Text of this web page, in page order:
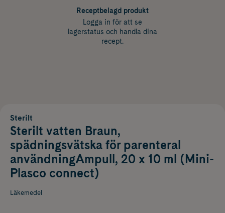
Receptbelagd produkt
Logga in för att se
lagerstatus och handla dina
recept.
Sterilt
Sterilt vatten Braun,
spädningsvätska för parenteral
användningAmpull, 20 x 10 ml (Mini-
Plasco connect)
Läkemedel